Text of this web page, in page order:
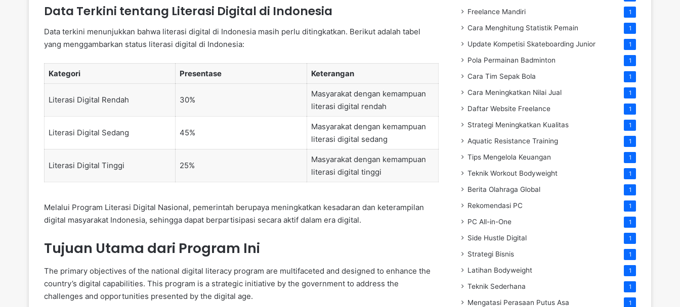
Data Terkini tentang Literasi Digital di Indonesia
Data terkini menunjukkan bahwa literasi digital di Indonesia masih perlu ditingkatkan. Berikut adalah tabel
yang menggambarkan status literasi digital di Indonesia:
Kategori Presentase Keterangan
Literasi Digital Rendah 30%
Masyarakat dengan kemampuan
literasi digital rendah
Literasi Digital Sedang 45%
Masyarakat dengan kemampuan
literasi digital sedang
Literasi Digital Tinggi 25%
Masyarakat dengan kemampuan
literasi digital tinggi
Melalui Program Literasi Digital Nasional, pemerintah berupaya meningkatkan kesadaran dan keterampilan
digital masyarakat Indonesia, sehingga dapat berpartisipasi secara aktif dalam era digital.
Tujuan Utama dari Program Ini
The primary objectives of the national digital literacy program are multifaceted and designed to enhance the
country’s digital capabilities. This program is a strategic initiative by the government to address the
challenges and opportunities presented by the digital age.
Freelance Mandiri 1
Cara Menghitung Statistik Pemain 1
Update Kompetisi Skateboarding Junior 1
Pola Permainan Badminton 1
Cara Tim Sepak Bola 1
Cara Meningkatkan Nilai Jual 1
Daftar Website Freelance 1
Strategi Meningkatkan Kualitas 1
Aquatic Resistance Training 1
Tips Mengelola Keuangan 1
Teknik Workout Bodyweight 1
Berita Olahraga Global 1
Rekomendasi PC 1
PC All-in-One 1
Side Hustle Digital 1
Strategi Bisnis 1
Latihan Bodyweight 1
Teknik Sederhana 1
Mengatasi Perasaan Putus Asa 1